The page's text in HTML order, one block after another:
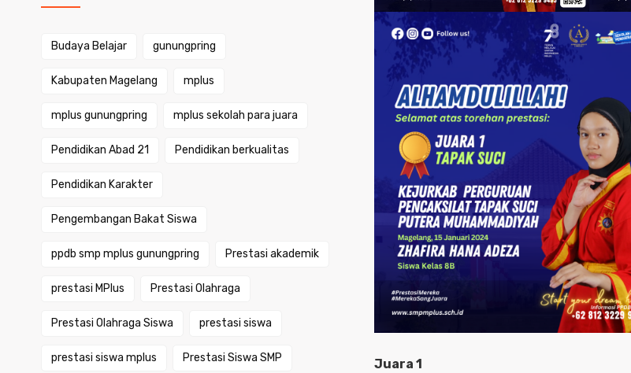
Juara 1
Budaya Belajar gunungpring
Kabupaten Magelang mplus
mplus gunungpring mplus sekolah para juara
Pendidikan Abad 21 Pendidikan berkualitas
Pendidikan Karakter
Pengembangan Bakat Siswa
ppdb smp mplus gunungpring Prestasi akademik
prestasi MPlus Prestasi Olahraga
Prestasi Olahraga Siswa prestasi siswa
prestasi siswa mplus Prestasi Siswa SMP